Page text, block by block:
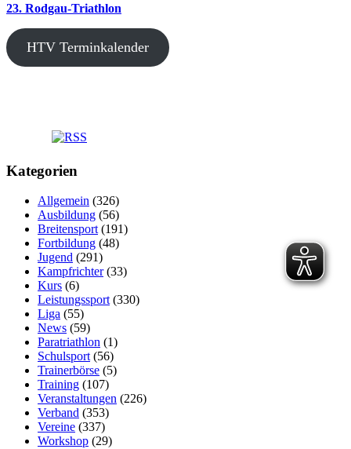
23. Rodgau-Triathlon
HTV Terminkalender
Kategorien
Allgemein (326)
Ausbildung (56)
Breitensport (191)
Fortbildung (48)
Jugend (291)
Kampfrichter(33)
Kurs (6)
Leistungssport (330)
Liga (55)
News (59)
Paratriathlon (1)
Schulsport (56)
Trainerbörse (5)
Training (107)
Veranstaltungen (226)
Verband (353)
Vereine (337)
Workshop (29)